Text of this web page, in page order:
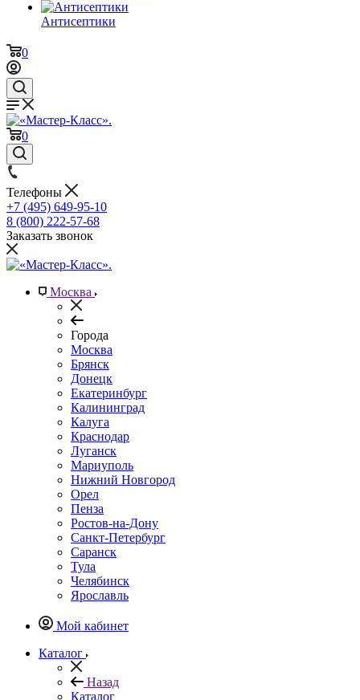
Антисептики
0
0
Телефоны
+7 (495) 649-95-10
8 (800) 222-57-68
Заказать звонок
Москва
Города
Москва
Брянск
Донецк
Екатеринбург
Калининград
Калуга
Краснодар
Луганск
Мариуполь
Нижний Новгород
Орел
Пенза
Ростов-на-Дону
Санкт-Петербург
Саранск
Тула
Челябинск
Ярославль
Мой кабинет
Каталог
Назад
Каталог